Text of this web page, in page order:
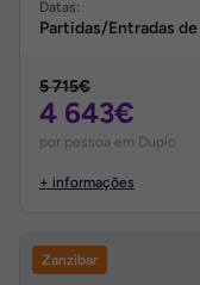
Datas:
Partidas/Entradas de
5 715€
4 643€
por pessoa em Duplo
+ informações
Zanzibar